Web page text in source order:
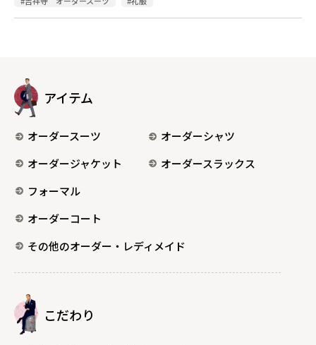
アイテム
オーダースーツ
オーダーシャツ
オーダージャケット
オーダースラックス
フォーマル
オーダーコート
その他のオーダー・レディメイド
こだわり